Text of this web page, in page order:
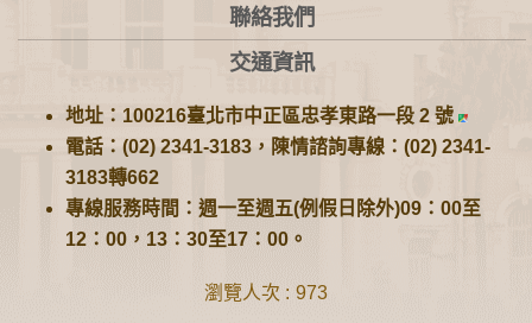
聯絡我們
交通資訊
地址：100216臺北市中正區忠孝東路一段 2 號
電話：(02) 2341-3183，陳情諮詢專線：(02) 2341-
3183轉662
專線服務時間：週一至週五(例假日除外)09：00至
12：00，13：30至17：00。
瀏覽人次
973